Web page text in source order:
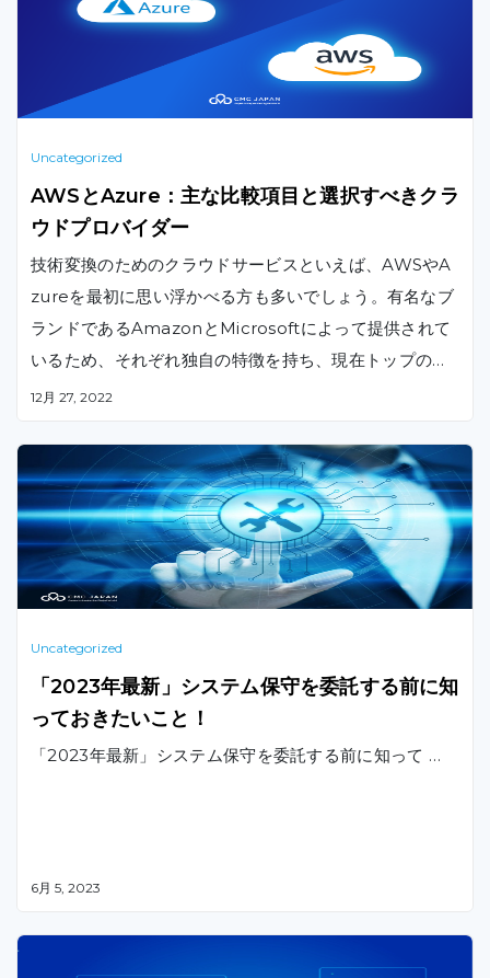
Uncategorized
AWSとAzure：主な比較項目と選択すべきクラ
ウドプロバイダー
技術変換のためのクラウドサービスといえば、AWSやA
zureを最初に思い浮かべる方も多いでしょう。有名なブ
ランドであるAmazonとMicrosoftによって提供されて
いるため、それぞれ独自の特徴を持ち、現在トップの座
に君臨しています。
12月 27, 2022
Uncategorized
「2023年最新」システム保守を委託する前に知
っておきたいこと！
「2023年最新」システム保守を委託する前に知って …
6月 5, 2023